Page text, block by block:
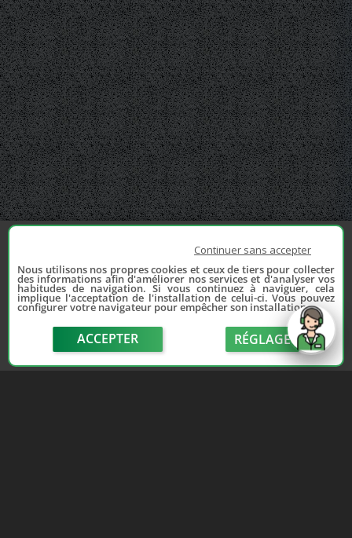
Continuer sans accepter
Nous utilisons nos propres cookies et ceux de tiers pour collecter
des informations afin d'améliorer nos services et d'analyser vos
habitudes de navigation. Si vous continuez à naviguer, cela
implique l'acceptation de l'installation de celui-ci. Vous pouvez
configurer votre navigateur pour empêcher son installation.
ACCEPTER RÉGLAGE